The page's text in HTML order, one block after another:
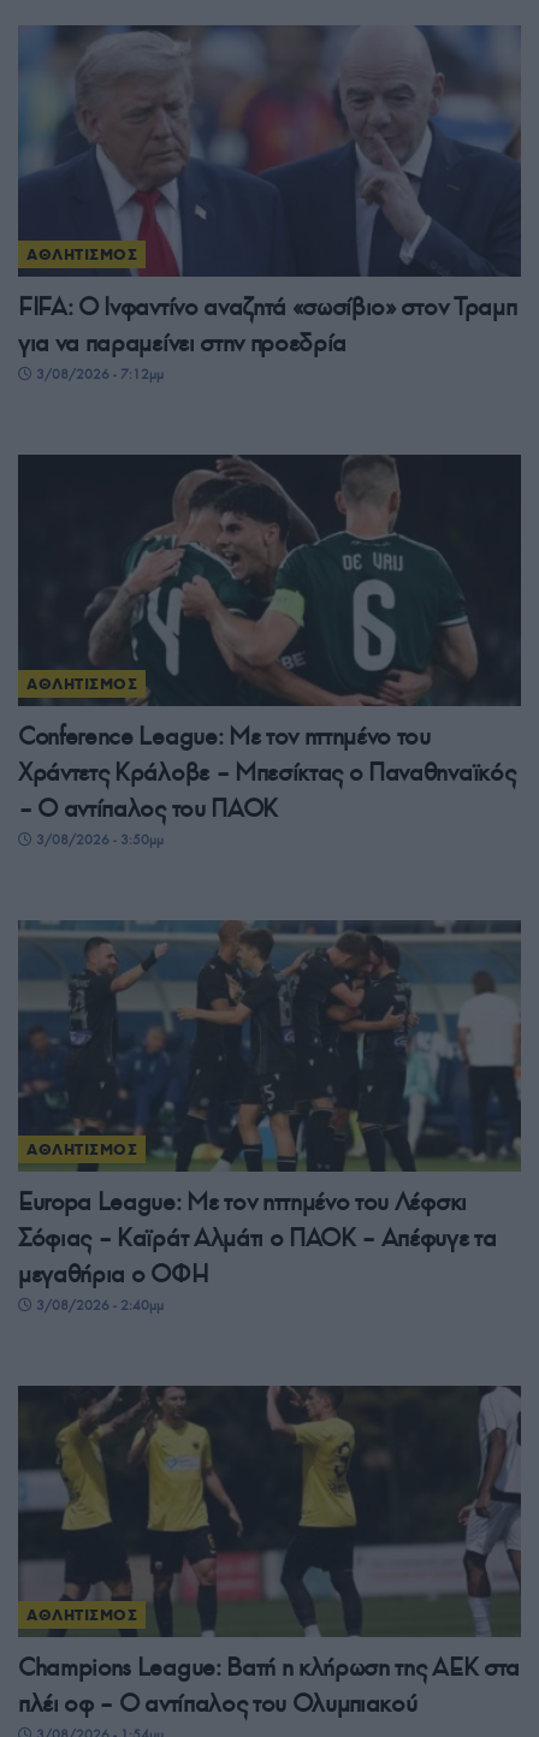
ΑΘΛΗΤΙΣΜΟΣ
FIFA: Ο Ινφαντίνο αναζητά «σωσίβιο» στον Τραμπ
για να παραμείνει στην προεδρία
3/08/2026 - 7:12μμ
ΑΘΛΗΤΙΣΜΟΣ
Conference League: Με τον ηττημένο του
Χράντετς Κράλοβε – Μπεσίκτας ο Παναθηναϊκός
– Ο αντίπαλος του ΠΑΟΚ
3/08/2026 - 3:50μμ
ΑΘΛΗΤΙΣΜΟΣ
Europa League: Με τον ηττημένο του Λέφσκι
Σόφιας – Καϊράτ Αλμάτι ο ΠΑΟΚ – Απέφυγε τα
μεγαθήρια ο ΟΦΗ
3/08/2026 - 2:40μμ
ΑΘΛΗΤΙΣΜΟΣ
Champions League: Βατή η κλήρωση της ΑΕΚ στα
πλέι οφ – Ο αντίπαλος του Ολυμπιακού